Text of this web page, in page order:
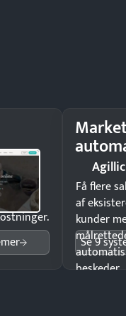
7 til
Agillic
Få flere
af
kunder
beskeder.
Se 9